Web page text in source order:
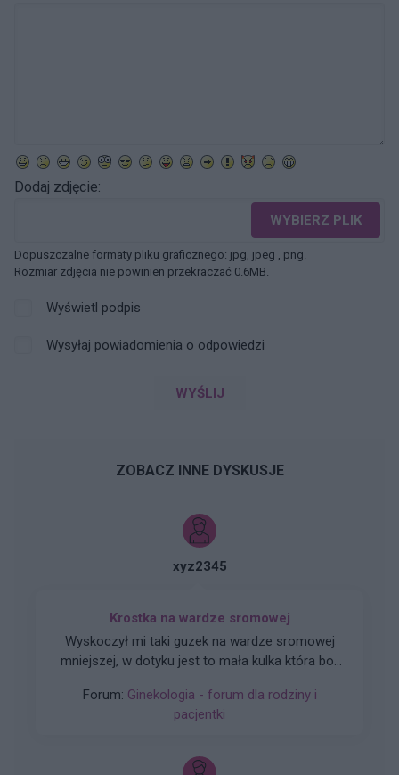
Dodaj zdjęcie:
WYBIERZ PLIK
Dopuszczalne formaty pliku graficznego: jpg, jpeg , png.
Rozmiar zdjęcia nie powinien przekraczać 0.6MB.
Wyświetl podpis
Wysyłaj powiadomienia o odpowiedzi
WYŚLIJ
ZOBACZ INNE DYSKUSJE
xyz2345
Krostka na wardze sromowej
Wyskoczył mi taki guzek na wardze sromowej
mniejszej, w dotyku jest to mała kulka która boli
wygląda?
Forum: Ginekologia - forum dla rodziny i
pacjentki